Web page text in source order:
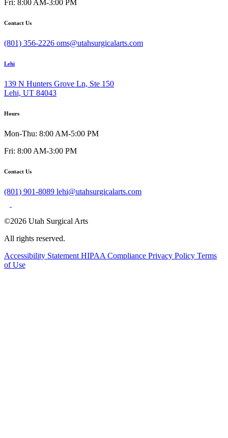
Fri: 8:00 AM-3:00 PM
Contact Us
(801) 356-2226 oms@utahsurgicalarts.com
Lehi
139 N Hunters Grove Ln, Ste 150
Lehi, UT 84043
Hours
Mon-Thu: 8:00 AM-5:00 PM
Fri: 8:00 AM-3:00 PM
Contact Us
(801) 901-8089 lehi@utahsurgicalarts.com
©2026 Utah Surgical Arts
All rights reserved.
Accessibility Statement HIPAA Compliance Privacy Policy Terms
of Use